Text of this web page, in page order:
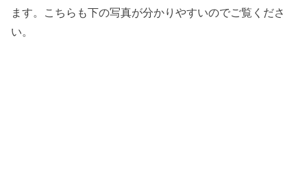
ます。こちらも下の写真が分かりやすいのでご覧くださ
い。